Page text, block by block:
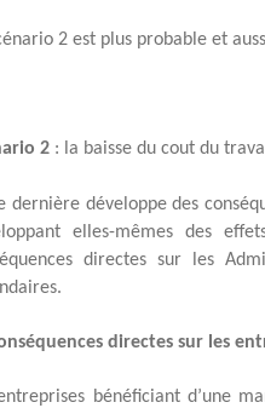
2 est plus probable et
2 : la baisse du cout du
dernière développe des
elles-mêmes des
directes sur les
directes sur les
bénéficiant d’une